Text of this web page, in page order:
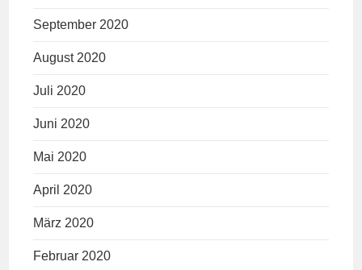
September 2020
August 2020
Juli 2020
Juni 2020
Mai 2020
April 2020
März 2020
Februar 2020